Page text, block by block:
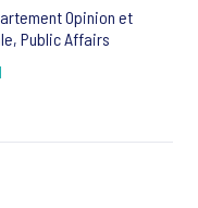
Opinion et
Public Affairs